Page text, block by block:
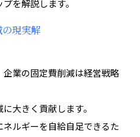
を解説します。
現実解
業の固定費削減は経営戦略
大きく貢献します。
ルギーを自給自足できるた